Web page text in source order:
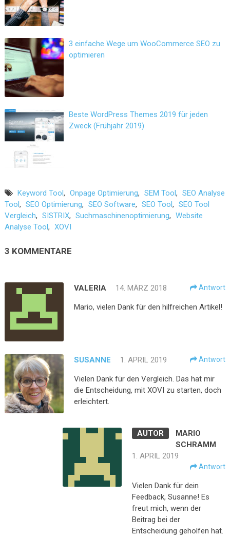
3 einfache Wege um WooCommerce SEO zu
optimieren
Beste WordPress Themes 2019 für jeden
Zweck (Frühjahr 2019)
Keyword Tool, Onpage Optimierung, SEM Tool, SEO Analyse
Tool, SEO Optimierung, SEO Software, SEO Tool, SEO Tool
Vergleich, SISTRIX, Suchmaschinenoptimierung, Website
Analyse Tool, XOVI
3 KOMMENTARE
VALERIA 14. MÄRZ 2018 Antwort
Mario, vielen Dank für den hilfreichen Artikel!
SUSANNE 1. APRIL 2019 Antwort
Vielen Dank für den Vergleich. Das hat mir
die Entscheidung, mit XOVI zu starten, doch
erleichtert.
MARIO
SCHRAMM
1. APRIL 2019
Antwort
Vielen Dank für dein
Feedback, Susanne! Es
freut mich, wenn der
Beitrag bei der
Entscheidung geholfen hat.